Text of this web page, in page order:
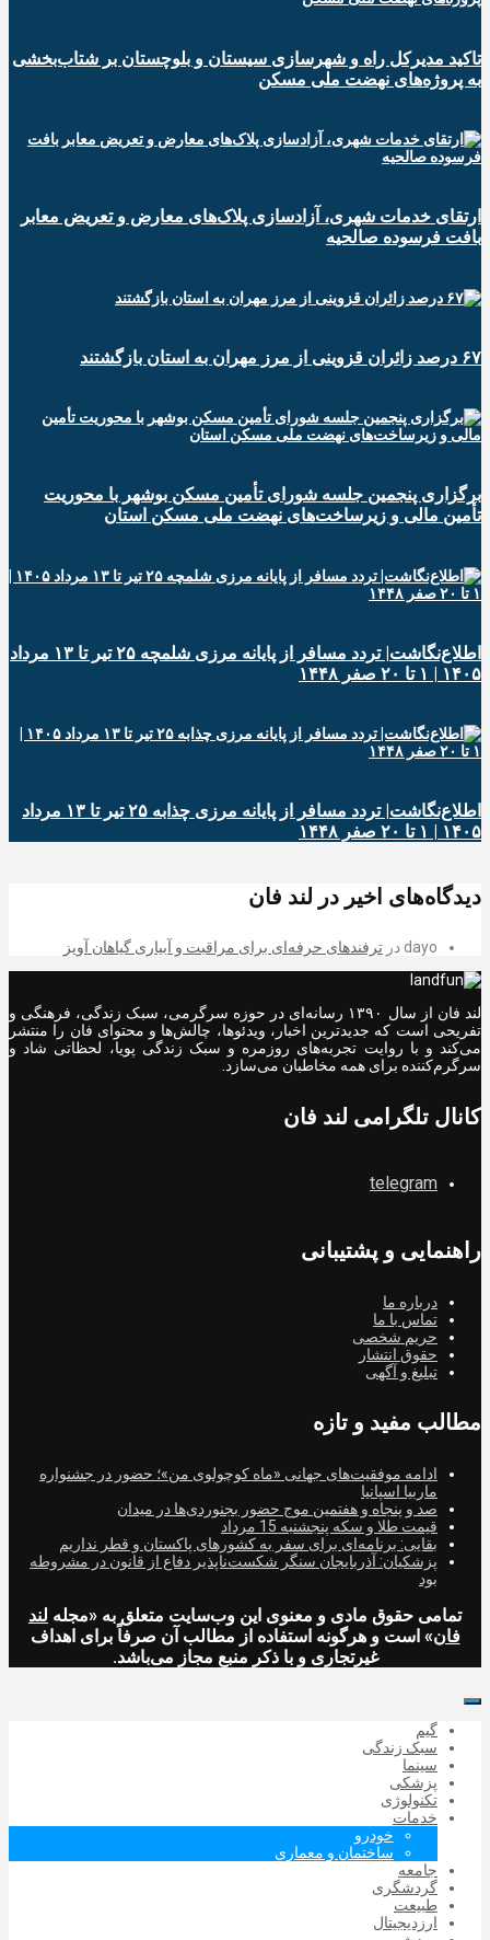
تاکید مدیرکل راه و شهرسازی سیستان و بلوچستان بر شتاب‌بخشی
به پروژه‌های نهضت ملی مسکن
ارتقای خدمات شهری، آزادسازی پلاک‌های معارض و تعریض معابر
بافت فرسوده صالحیه
۶۷ درصد زائران قزوینی از مرز مهران به استان بازگشتند
برگزاری پنجمین جلسه شورای تأمین مسکن بوشهر با محوریت
تأمین مالی و زیرساخت‌های نهضت ملی مسکن استان
اطلاع‌نگاشت| تردد مسافر از پایانه‌ مرزی شلمچه ۲۵ تیر تا ۱۳ مرداد
۱۴۰۵ | ۱ تا ۲۰ صفر ۱۴۴۸
اطلاع‌نگاشت| تردد مسافر از پایانه‌ مرزی چذابه ۲۵ تیر تا ۱۳ مرداد
۱۴۰۵ | ۱ تا ۲۰ صفر ۱۴۴۸
دیدگاه‌های اخیر در لند فان
dayo در ترفندهای حرفه‌ای برای مراقبت و آبیاری گیاهان آویز
لند فان از سال ۱۳۹۰ رسانه‌ای در حوزه سرگرمی، سبک زندگی، فرهنگی و
تفریحی است که جدیدترین اخبار، ویدئوها، چالش‌ها و محتوای فان را منتشر
می‌کند و با روایت تجربه‌های روزمره و سبک زندگی پویا، لحظاتی شاد و
سرگرم‌کننده برای همه مخاطبان می‌سازد.
کانال تلگرامی لند فان
telegram
راهنمایی و پشتیبانی
درباره ما
تماس با ما
حریم شخصی
حقوق انتشار
تبلیغ و آگهی
مطالب مفید و تازه
ادامه موفقیت‌های جهانی «ماه کوچولوی من»؛ حضور در جشنواره
ماربیا اسپانیا
صد و پنجاه و هفتمین موج حضور بجنوردی‌ها در میدان
قیمت طلا و سکه پنجشنبه 15 مرداد
بقایی: برنامه‌ای برای سفر به کشورهای پاکستان و قطر نداریم
پزشکیان: آذربایجان سنگر شکست‌ناپذیر دفاع از قانون در مشروطه
بود
تمامی حقوق مادی و معنوی این وب‌سایت متعلق به «مجله لند
فان» است و هرگونه استفاده از مطالب آن صرفاً برای اهداف
غیرتجاری و با ذکر منبع مجاز می‌باشد.
گیم
سبک زندگی
سینما
پزشکی
تکنولوژی
خدمات
خودرو
ساختمان و معماری
جامعه
گردشگری
طبیعت
ارزدیجیتال‌